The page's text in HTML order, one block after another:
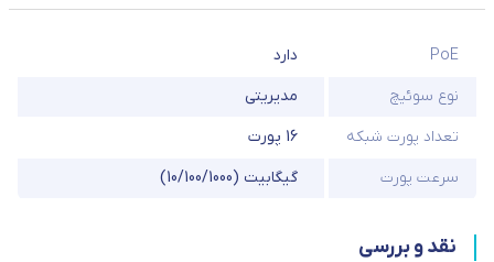
PoE
دارد
نوع سوئیچ
مدیریتی
تعداد پورت شبکه
16 پورت
سرعت پورت
گیگابیت (10/100/1000)
نقد و بررسی